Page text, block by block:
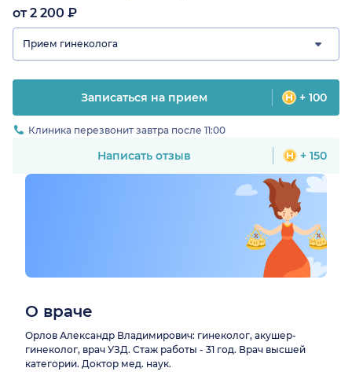
от 2 200 ₽
Прием гинеколога
Записаться на прием + 100
Клиника перезвонит завтра после 11:00
Написать отзыв + 150
О враче
Орлов Александр Владимирович: гинеколог, акушер-
гинеколог, врач УЗД. Стаж работы - 31 год. Врач высшей
категории. Доктор мед. наук.